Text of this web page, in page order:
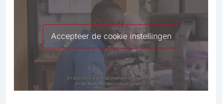
Accepteer de cookie instellingen